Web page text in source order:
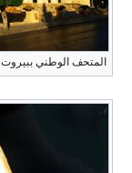
المتحف الوطني ببيروت